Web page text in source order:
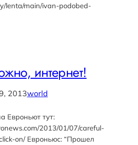
lenta/main/ivan-podobed-
интернет!
2013world
Евроньют тут:
2013/01/07/careful-
on/ Евроньюс: “Прошел